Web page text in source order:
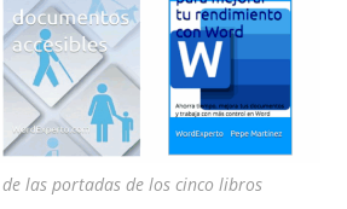
las portadas de los cinco libros